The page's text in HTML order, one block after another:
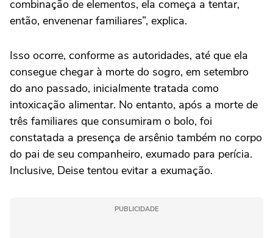
combinação de elementos, ela começa a tentar,
então, envenenar familiares”, explica.
Isso ocorre, conforme as autoridades, até que ela
consegue chegar à morte do sogro, em setembro
do ano passado, inicialmente tratada como
intoxicação alimentar. No entanto, após a morte de
três familiares que consumiram o bolo, foi
constatada a presença de arsênio também no corpo
do pai de seu companheiro, exumado para perícia.
Inclusive, Deise tentou evitar a exumação.
PUBLICIDADE